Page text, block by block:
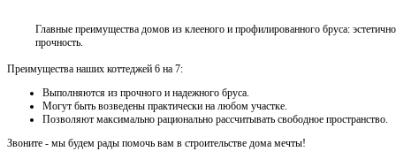
Главные преимущества домов из клееного и профилированного бруса:
прочность.
Преимущества наших коттеджей 6 на 7:
Выполняются из прочного и надежного бруса.
Могут быть возведены практически на любом участке.
Позволяют максимально рационально рассчитывать свободное пространство.
Звоните - мы будем рады помочь вам в строительстве дома мечты!